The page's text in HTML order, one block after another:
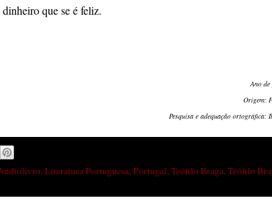
que se é feliz.
Ano
Origem:
Pesquisa e adequação ortográfica:
,Literatura Portuguesa,Portugal,Teófilo Braga,Teófilo